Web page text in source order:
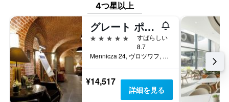
4つ星以上
グレート ポロニア ザ グラナリー ラ スイート オテル
5つ星
すばらしい
8.7
Mennicza 24, ヴロツワフ, ドルヌィ・シロンスク県, ポーランド
¥14,517
詳細を見る